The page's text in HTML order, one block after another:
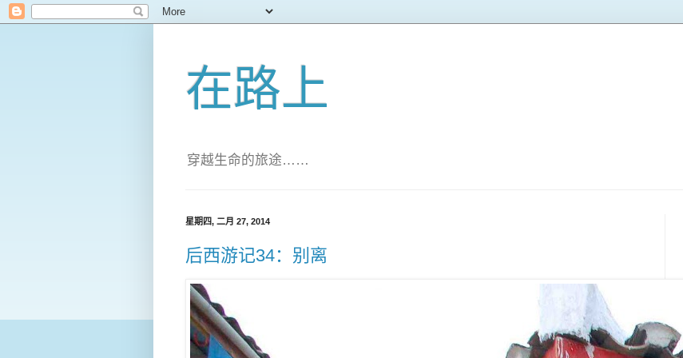
在路上
穿越生命的旅途……
星期四, 二月 27, 2014
后西游记34：别离